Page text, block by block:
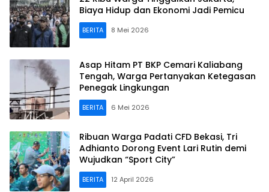
Biaya Hidup dan Ekonomi Jadi Pemicu
BERITA 8 Mei 2026
Asap Hitam PT BKP Cemari Kaliabang
Tengah, Warga Pertanyakan Ketegasan
Penegak Lingkungan
BERITA 6 Mei 2026
Ribuan Warga Padati CFD Bekasi, Tri
Adhianto Dorong Event Lari Rutin demi
Wujudkan “Sport City”
BERITA 12 April 2026